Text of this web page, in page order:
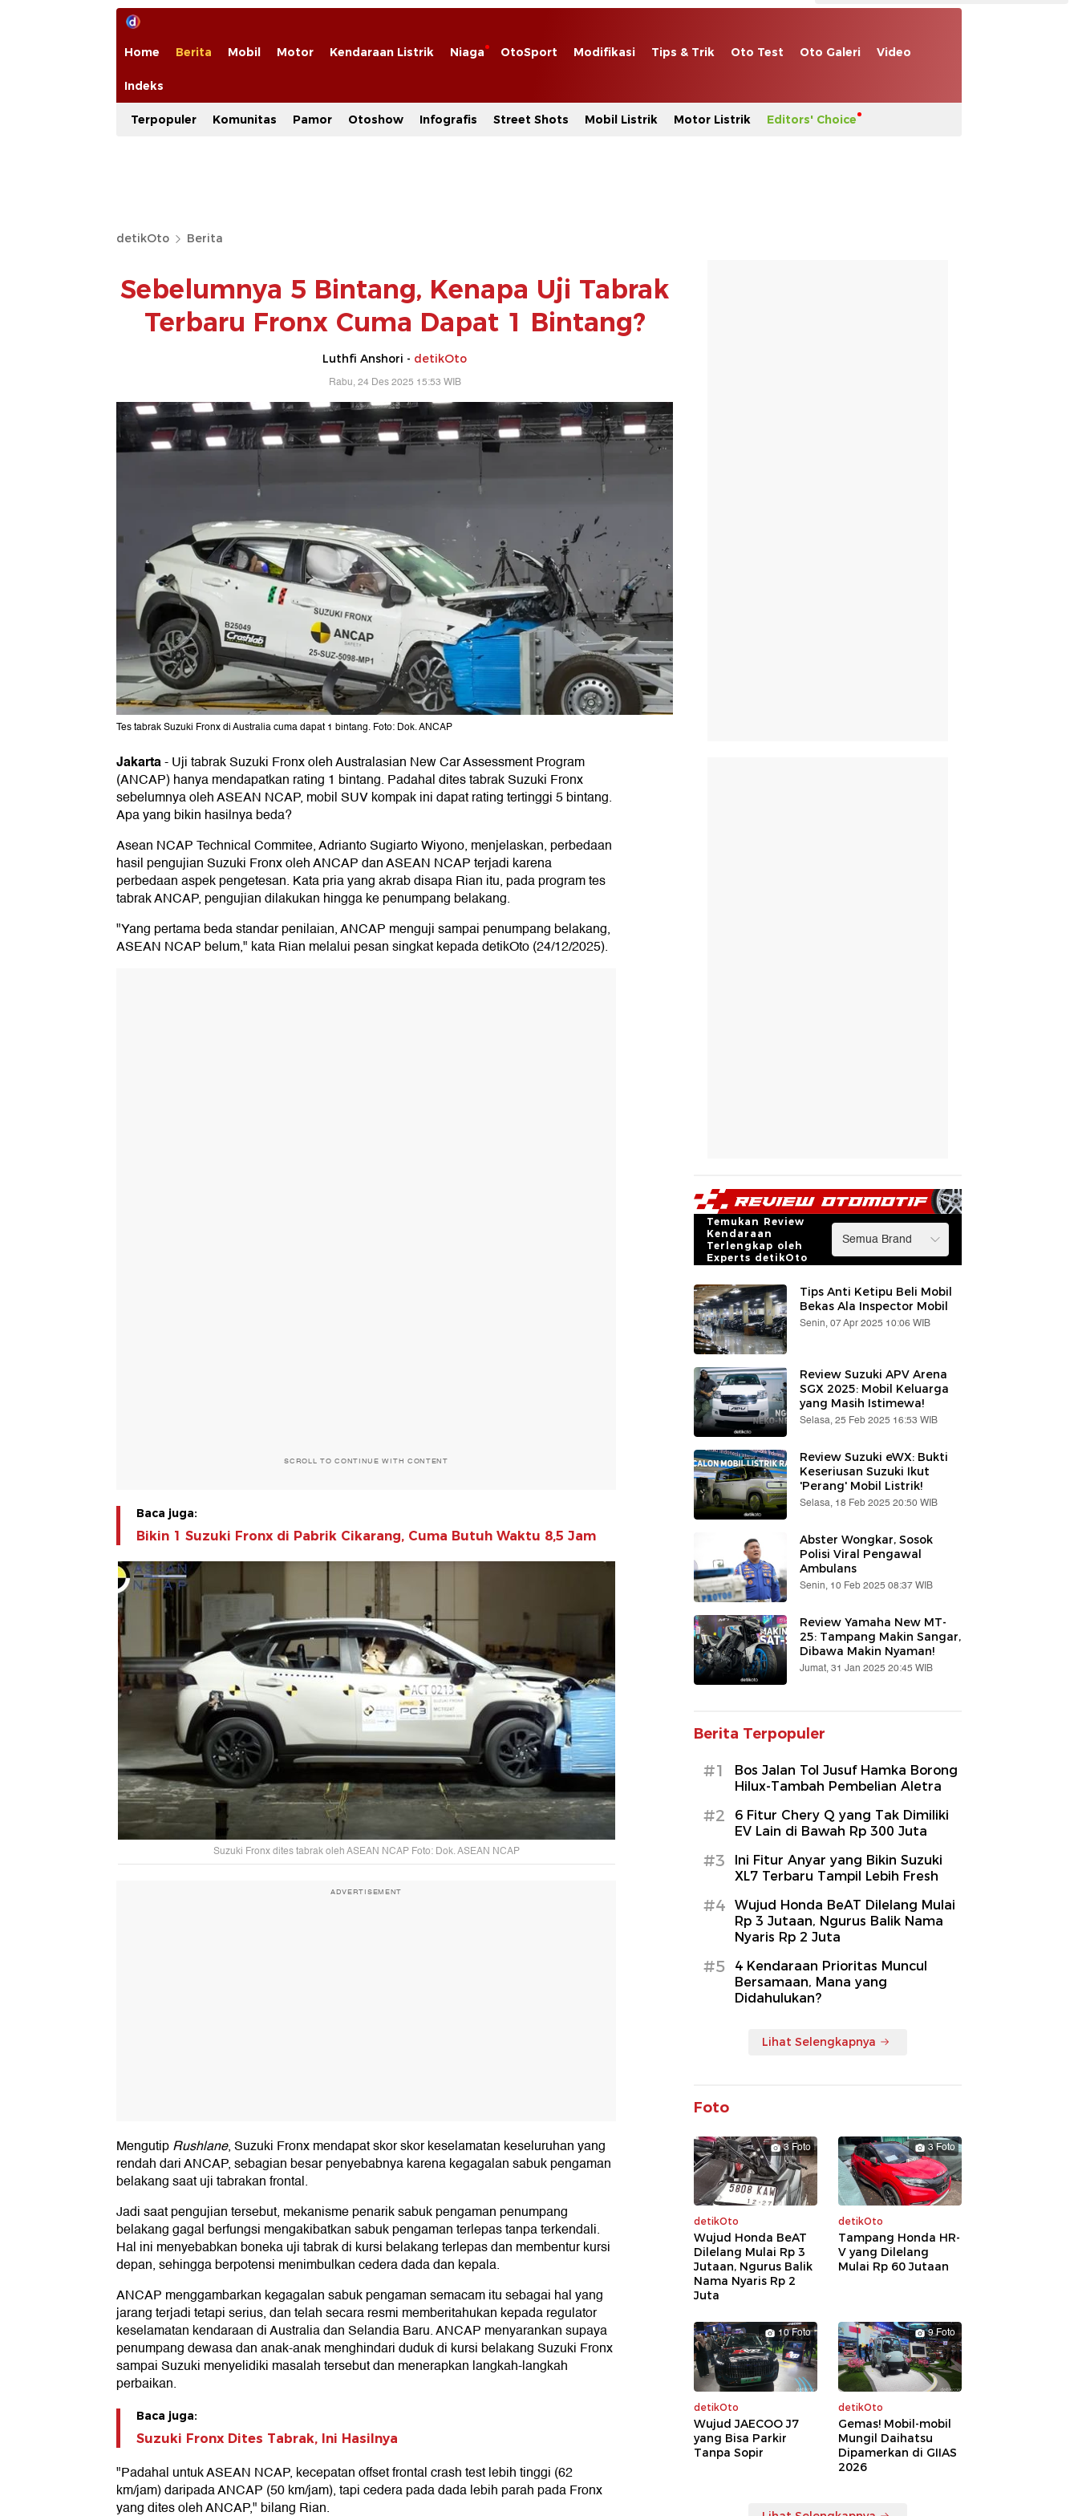
Home Berita Mobil Motor Kendaraan Listrik Niaga OtoSport Modifikasi Tips & Trik Oto Test Oto Galeri Video
Indeks
Terpopuler Komunitas Pamor Otoshow Infografis Street Shots Mobil Listrik Motor Listrik Editors' Choice
detikOto Berita
Sebelumnya 5 Bintang, Kenapa Uji Tabrak
Terbaru Fronx Cuma Dapat 1 Bintang?
Luthfi Anshori - detikOto
Rabu, 24 Des 2025 15:53 WIB
Tes tabrak Suzuki Fronx di Australia cuma dapat 1 bintang. Foto: Dok. ANCAP
Jakarta-Uji tabrak Suzuki Fronx oleh Australasian New Car Assessment Program
(ANCAP) hanya mendapatkan rating 1 bintang. Padahal dites tabrak Suzuki Fronx
sebelumnya oleh ASEAN NCAP, mobil SUV kompak ini dapat rating tertinggi 5 bintang.
Apa yang bikin hasilnya beda?
Asean NCAP Technical Commitee, Adrianto Sugiarto Wiyono, menjelaskan, perbedaan
hasil pengujian Suzuki Fronx oleh ANCAP dan ASEAN NCAP terjadi karena
perbedaan aspek pengetesan. Kata pria yang akrab disapa Rian itu, pada program tes
tabrak ANCAP, pengujian dilakukan hingga ke penumpang belakang.
"Yang pertama beda standar penilaian, ANCAP menguji sampai penumpang belakang,
ASEAN NCAP belum," kata Rian melalui pesan singkat kepada detikOto (24/12/2025).
SCROLL TO CONTINUE WITH CONTENT
Baca juga:
Bikin 1 Suzuki Fronx di Pabrik Cikarang, Cuma Butuh Waktu 8,5 Jam
Suzuki Fronx dites tabrak oleh ASEAN NCAP Foto: Dok. ASEAN NCAP
ADVERTISEMENT
MengutipRushlane, Suzuki Fronx mendapat skor skor keselamatan keseluruhan yang
rendah dari ANCAP, sebagian besar penyebabnya karena kegagalan sabuk pengaman
belakang saat uji tabrakan frontal.
Jadi saat pengujian tersebut, mekanisme penarik sabuk pengaman penumpang
belakang gagal berfungsi mengakibatkan sabuk pengaman terlepas tanpa terkendali.
Hal ini menyebabkan boneka uji tabrak di kursi belakang terlepas dan membentur kursi
depan, sehingga berpotensi menimbulkan cedera dada dan kepala.
ANCAP menggambarkan kegagalan sabuk pengaman semacam itu sebagai hal yang
jarang terjadi tetapi serius, dan telah secara resmi memberitahukan kepada regulator
keselamatan kendaraan di Australia dan Selandia Baru. ANCAP menyarankan supaya
penumpang dewasa dan anak-anak menghindari duduk di kursi belakang Suzuki Fronx
sampai Suzuki menyelidiki masalah tersebut dan menerapkan langkah-langkah
perbaikan.
Baca juga:
Suzuki Fronx Dites Tabrak, Ini Hasilnya
"Padahal untuk ASEAN NCAP, kecepatan offset frontal crash test lebih tinggi (62
km/jam) daripada ANCAP (50 km/jam), tapi cedera pada dada lebih parah pada Fronx
yang dites oleh ANCAP," bilang Rian.
Temukan Review
Kendaraan
Terlengkap oleh
Experts detikOto
Tips Anti Ketipu Beli Mobil
Bekas Ala Inspector Mobil
Senin, 07 Apr 2025 10:06 WIB
Review Suzuki APV Arena
SGX 2025: Mobil Keluarga
yang Masih Istimewa!
Selasa, 25 Feb 2025 16:53 WIB
Review Suzuki eWX: Bukti
Keseriusan Suzuki Ikut
'Perang' Mobil Listrik!
Selasa, 18 Feb 2025 20:50 WIB
Abster Wongkar, Sosok
Polisi Viral Pengawal
Ambulans
Senin, 10 Feb 2025 08:37 WIB
Review Yamaha New MT-
25: Tampang Makin Sangar,
Dibawa Makin Nyaman!
Jumat, 31 Jan 2025 20:45 WIB
Berita Terpopuler
#1
Bos Jalan Tol Jusuf Hamka Borong
Hilux-Tambah Pembelian Aletra
#2
6 Fitur Chery Q yang Tak Dimiliki
EV Lain di Bawah Rp 300 Juta
#3
Ini Fitur Anyar yang Bikin Suzuki
XL7 Terbaru Tampil Lebih Fresh
#4
Wujud Honda BeAT Dilelang Mulai
Rp 3 Jutaan, Ngurus Balik Nama
Nyaris Rp 2 Juta
#5
4 Kendaraan Prioritas Muncul
Bersamaan, Mana yang
Didahulukan?
Lihat Selengkapnya
Foto
3 Foto
detikOto
Wujud Honda BeAT
Dilelang Mulai Rp 3
Jutaan, Ngurus Balik
Nama Nyaris Rp 2
Juta
3 Foto
detikOto
Tampang Honda HR-
V yang Dilelang
Mulai Rp 60 Jutaan
10 Foto
detikOto
Wujud JAECOO J7
yang Bisa Parkir
Tanpa Sopir
9 Foto
detikOto
Gemas! Mobil-mobil
Mungil Daihatsu
Dipamerkan di GIIAS
2026